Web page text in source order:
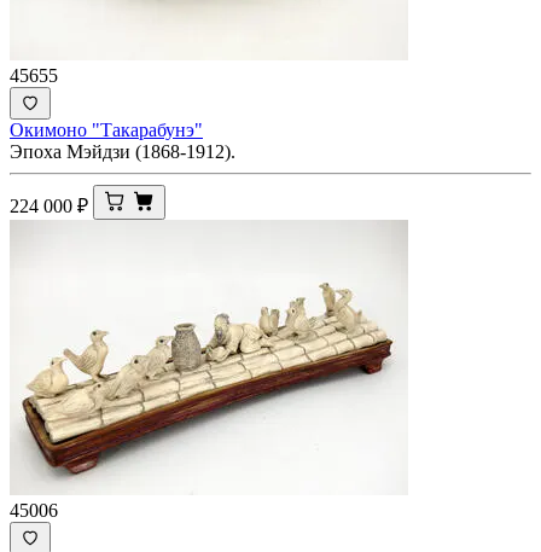
45655
Окимоно "Такарабунэ"
Эпоха Мэйдзи (1868-1912).
224 000 ₽
45006